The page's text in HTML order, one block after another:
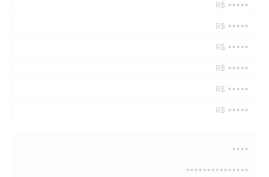
R$ •••••
R$ •••••
R$ •••••
R$ •••••
R$ •••••
R$ •••••
••••
•••••••••••••••